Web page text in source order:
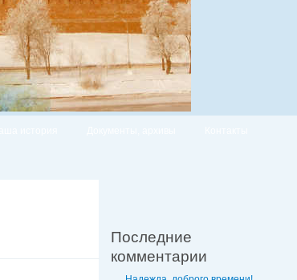
Последние
комментарии